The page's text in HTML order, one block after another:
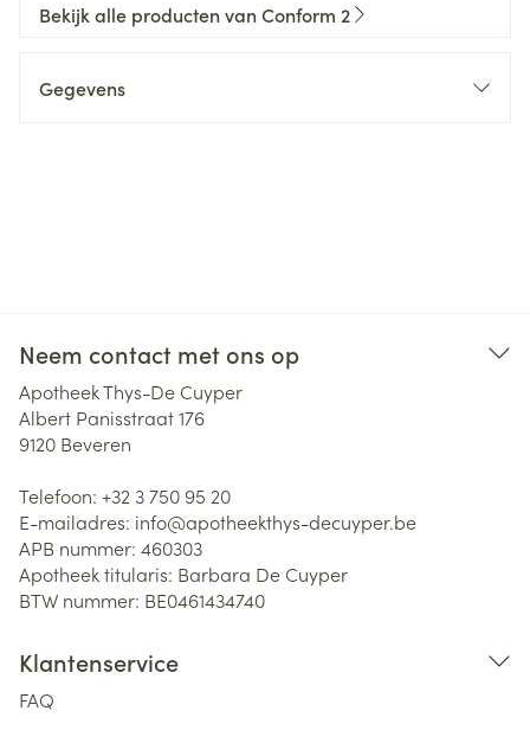
Bekijk alle producten van Conform 2
Gegevens
Neem contact met ons op
Apotheek Thys-De Cuyper
Albert Panisstraat 176
9120 Beveren
Telefoon: +32 3 750 95 20
E-mailadres: info@apotheekthys-decuyper.be
APB nummer: 460303
Apotheek titularis: Barbara De Cuyper
BTW nummer: BE0461434740
Klantenservice
FAQ